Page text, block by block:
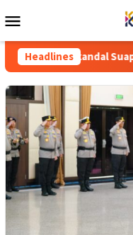
to
Menu
Headlines
Skandal Suap Pajak: